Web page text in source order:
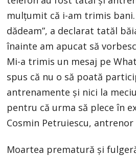
mulţumit că i-am trimis
dădeam”, a declarat tatăl
înainte am apucat să
Mi-a trimis un mesaj pe
spus că nu o să poată
antrenamente şi nici la
pentru că urma să plece în
Cosmin Petruiescu, antrenor
Moartea prematură și